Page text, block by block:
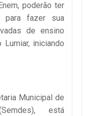
poderão ter
para fazer sua
de ensino
iniciando
Municipal de
está